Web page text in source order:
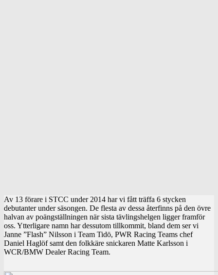
Av 13 förare i STCC under 2014 har vi fått träffa 6 stycken
debutanter under säsongen. De flesta av dessa återfinns på den övre
halvan av poängställningen när sista tävlingshelgen ligger framför
oss. Ytterligare namn har dessutom tillkommit, bland dem ser vi
Janne ”Flash” Nilsson i Team Tidö, PWR Racing Teams chef
Daniel Haglöf samt den folkkäre snickaren Matte Karlsson i
WCR/BMW Dealer Racing Team.